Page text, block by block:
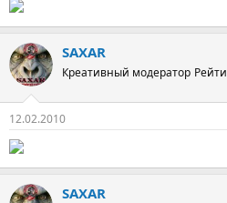
SAXAR
Креативный модератор
12.02.2010
SAXAR